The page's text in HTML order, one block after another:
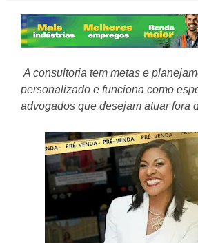
A consultoria tem metas e
personalizado e funciona como
advogados que desejam atuar fora